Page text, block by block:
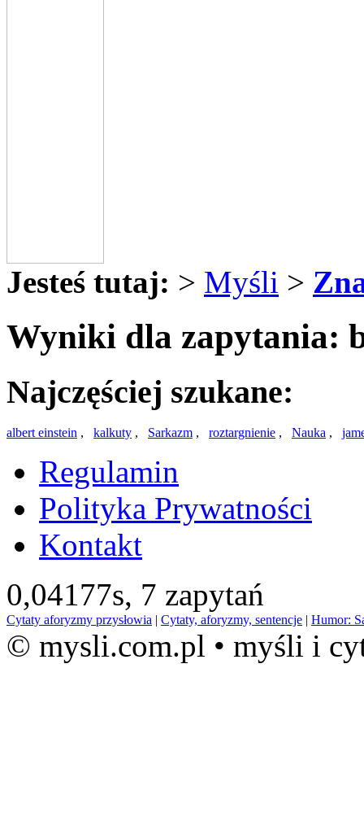
Jesteś tutaj: > Myśli >
Wyniki dla zapytania:
Najczęściej szukane:
albert einstein , kalkuty , Sarkazm , roztargnienie , Nauka ,
Regulamin
Polityka Prywatności
Kontakt
0,04177s, 7 zapytań
Cytaty aforyzmy przysłowia | Cytaty, aforyzmy, sentencje | Humor:
© mysli.com.pl • myśli i